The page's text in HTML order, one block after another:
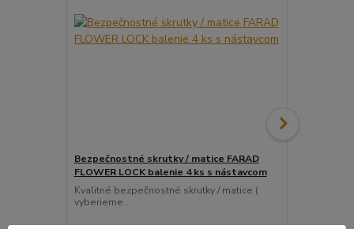
Bezpečnostné skrutky / matice FARAD
FLOWER LOCK balenie 4 ks s nástavcom
Kvalitné bezpečnostné skrutky / matice (
vyberieme...